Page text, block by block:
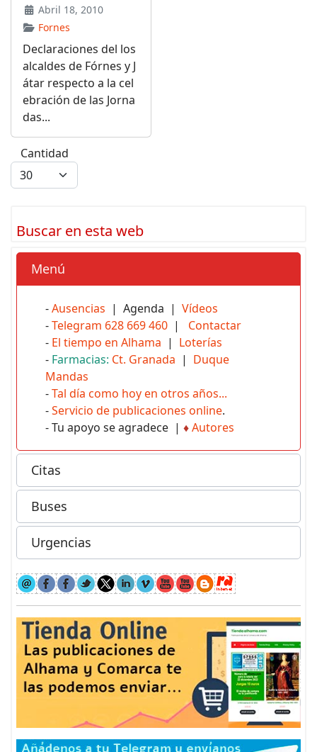
Abril 18, 2010
Fornes
Declaraciones del los
alcaldes de Fórnes y J
átar respecto a la cel
ebración de las Jorna
das...
Cantidad
Buscar en esta web
Menú
-Ausencias | Agenda | Vídeos
-Telegram 628 669 460 | Contactar
- El tiempo en Alhama | Loterías
- Farmacias: Ct. Granada | Duque
Mandas
-Tal día como hoy en otros años...
-Servicio de publicaciones online.
- Tu apoyo se agradece | ♦Autores
Citas
Buses
Urgencias